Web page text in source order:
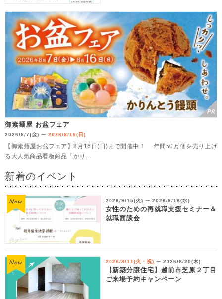
御素麺屋 お盆フェア
2026/8/7(金) 〜 2026/8/16(日)
【御素麺屋お盆フェア】8月16日(日)まで開催中！ 年間50万個を売り上げ
る大人気商品看板商品「かり...
新着のイベント
2026/9/15(火) 〜 2026/9/16(水)
女性のための再就職支援セミナー＆
就職面談会
2026/8/11(火・祝) 〜 2026/8/20(木)
【新築分譲住宅】越前市芝原２丁目
ご来場予約キャンペーン